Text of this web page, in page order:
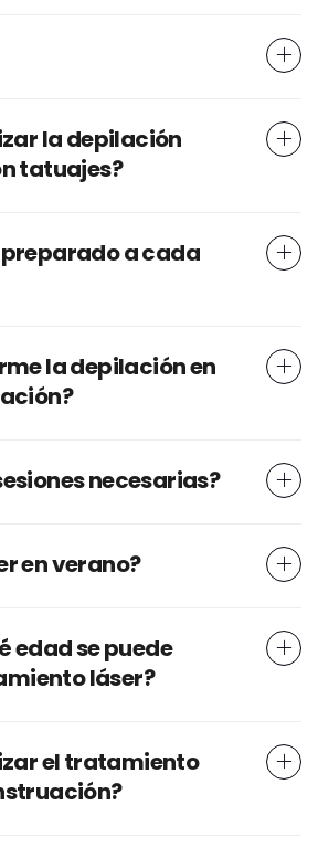
la depilación
tatuajes?
a cada
la depilación en
necesarias?
en verano?
edad se puede
láser?
el tratamiento